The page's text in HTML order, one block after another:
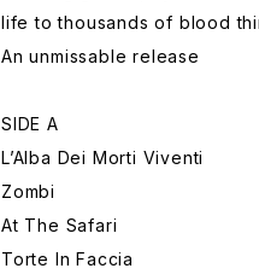
life to thousands of blood
An unmissable release
SIDE A
L’Alba Dei Morti Viventi
Zombi
At The Safari
Torte In Faccia